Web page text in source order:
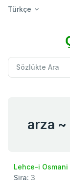
Türkçe
Lehce-i Osmani
Sira: 3